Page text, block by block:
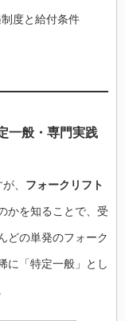
度と給付条件
一般・専門実践
、 フォークリフト
かを知ることで、受
どの単発のフォーク
に「特定一般」とし